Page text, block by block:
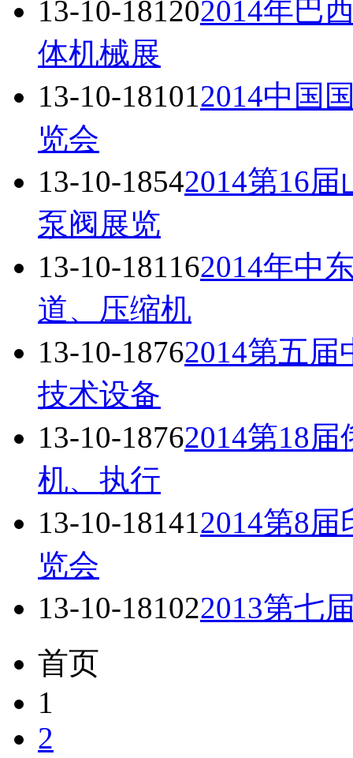
13-10-181202014年巴
体机械展
13-10-181012014中国
览会
13-10-18542014第16
泵阀展览
13-10-181162014年中
道、压缩机
13-10-18762014第五
技术设备
13-10-18762014第18
机、执行
13-10-181412014第8
览会
13-10-181022013第七
首页
1
2